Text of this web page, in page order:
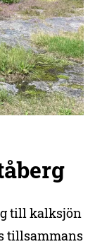
till kalksjön
tillsammans